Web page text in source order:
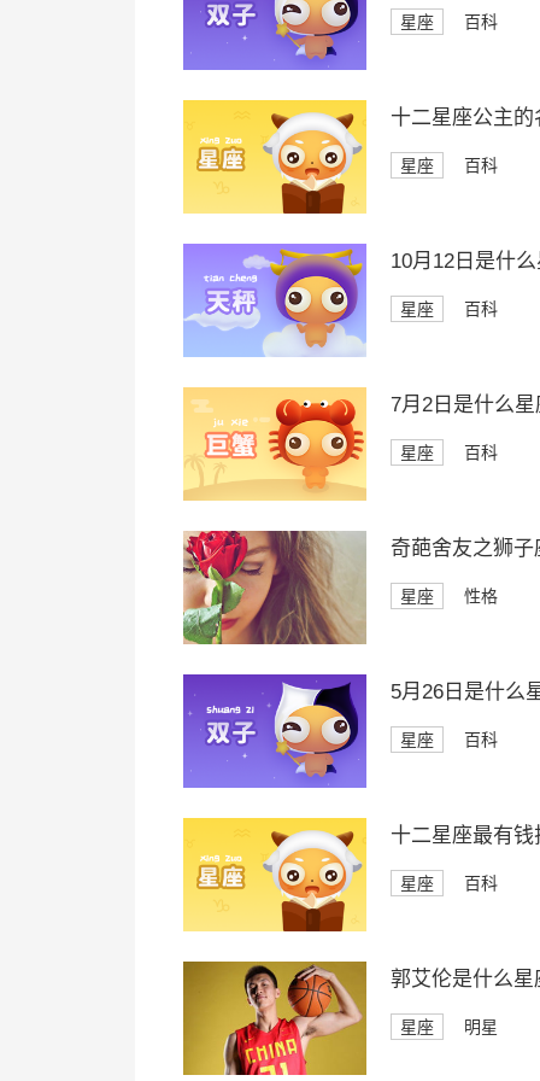
星座 百科
十二星座公主的
星座 百科
10月12日是什
星座 百科
7月2日是什么星
星座 百科
奇葩舍友之狮子
星座 性格
5月26日是什么
星座 百科
十二星座最有钱
星座 百科
郭艾伦是什么星
星座 明星